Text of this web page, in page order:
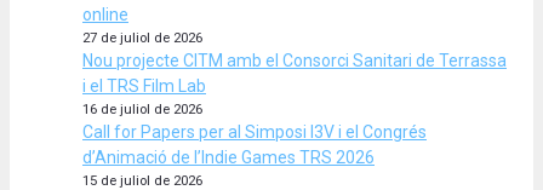
online
27 de juliol de 2026
Nou projecte CITM amb el Consorci Sanitari de Terrassa
i el TRS Film Lab
16 de juliol de 2026
Call for Papers per al Simposi I3V i el Congrés
d’Animació de l’Indie Games TRS 2026
15 de juliol de 2026